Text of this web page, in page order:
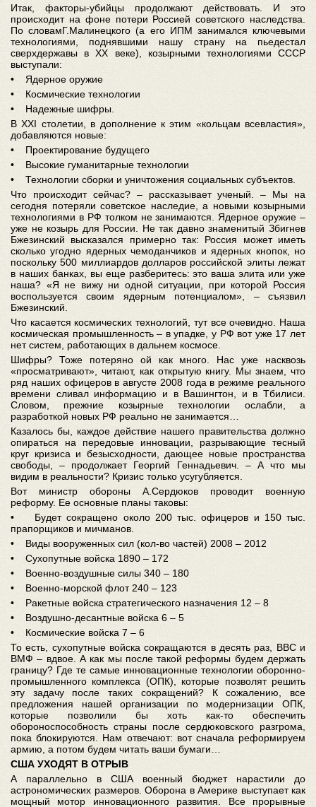
Итак, факторы-убийцы продолжают действовать. И это
происходит на фоне потери Россией советского наследства.
По словамГ.Малинецкого (а его ИПМ занимался ключевыми
технологиями, поднявшими нашу страну на пьедестал
сверхдержавы в ХХ веке), козырными технологиями СССР
выступали:
• Ядерное оружие
• Космические технологии
• Надежные шифры.
В XXI столетии, в дополнение к этим «кольцам всевластия»,
добавляются новые:
• Проектирование будущего
• Высокие гуманитарные технологии
• Технологии сборки и уничтожения социальных субъектов.
Что происходит сейчас? – рассказывает ученый. – Мы на
сегодня потеряли советское наследие, а новыми козырными
технологиями в РФ толком не занимаются. Ядерное оружие –
уже не козырь для России. Не так давно знаменитый Збигнев
Бжезинский высказался примерно так: Россия может иметь
сколько угодно ядерных чемоданчиков и ядерных кнопок, но
поскольку 500 миллиардов долларов российской элиты лежат
в наших банках, вы еще разберитесь: это ваша элита или уже
наша? «Я не вижу ни одной ситуации, при которой Россия
воспользуется своим ядерным потенциалом», – съязвил
Бжезинский.
Что касается космических технологий, тут все очевидно. Наша
космическая промышленность – в упадке, у РФ вот уже 17 лет
нет систем, работающих в дальнем космосе.
Шифры? Тоже потеряно ой как много. Нас уже насквозь
«просматривают», читают, как открытую книгу. Мы знаем, что
ряд наших офицеров в августе 2008 года в режиме реального
времени сливал информацию и в Вашингтон, и в Тбилиси.
Словом, прежние козырные технологии ослабли, а
разработкой новых РФ реально не занимается…
Казалось бы, каждое действие нашего правительства должно
опираться на передовые инновации, разрывающие тесный
круг кризиса и безысходности, дающее новые пространства
свободы, – продолжает Георгий Геннадьевич. – А что мы
видим в реальности? Кризис только усугубляется.
Вот министр обороны А.Сердюков проводит военную
реформу. Ее основные планы таковы:
• Будет сокращено около 200 тыс. офицеров и 150 тыс.
прапорщиков и мичманов.
• Виды вооруженных сил (кол-во частей) 2008 – 2012
• Сухопутные войска 1890 – 172
• Военно-воздушные силы 340 – 180
• Военно-морской флот 240 – 123
• Ракетные войска стратегического назначения 12 – 8
• Воздушно-десантные войска 6 – 5
• Космические войска 7 – 6
То есть, сухопутные войска сокращаются в десять раз, ВВС и
ВМФ – вдвое. А как мы после такой реформы будем держать
границу? Где те самые инновационные технологии оборонно-
промышленного комплекса (ОПК), которые позволят решить
эту задачу после таких сокращений? К сожалению, все
предложения нашей организации по модернизации ОПК,
которые позволили бы хоть как-то обеспечить
обороноспособность страны после сердюковского разгрома,
пока блокируются. Нам отвечают: вот сначала реформируем
армию, а потом будем читать ваши бумаги…
США УХОДЯТ В ОТРЫВ
А параллельно в США военный бюджет нарастили до
астрономических размеров. Оборона в Америке выступает как
мощный мотор инновационного развития. Все прорывные